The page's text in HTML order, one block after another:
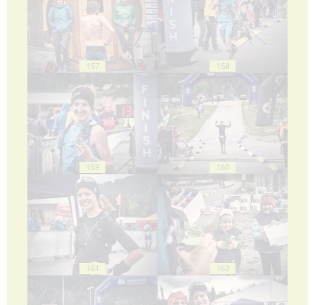
157 158
159 160
161 162